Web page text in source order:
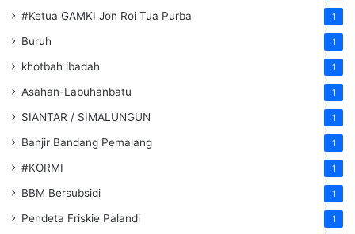
#Ketua GAMKI Jon Roi Tua Purba 1
Buruh 1
khotbah ibadah 1
Asahan-Labuhanbatu 1
SIANTAR / SIMALUNGUN 1
Banjir Bandang Pemalang 1
#KORMI 1
BBM Bersubsidi 1
Pendeta Friskie Palandi 1